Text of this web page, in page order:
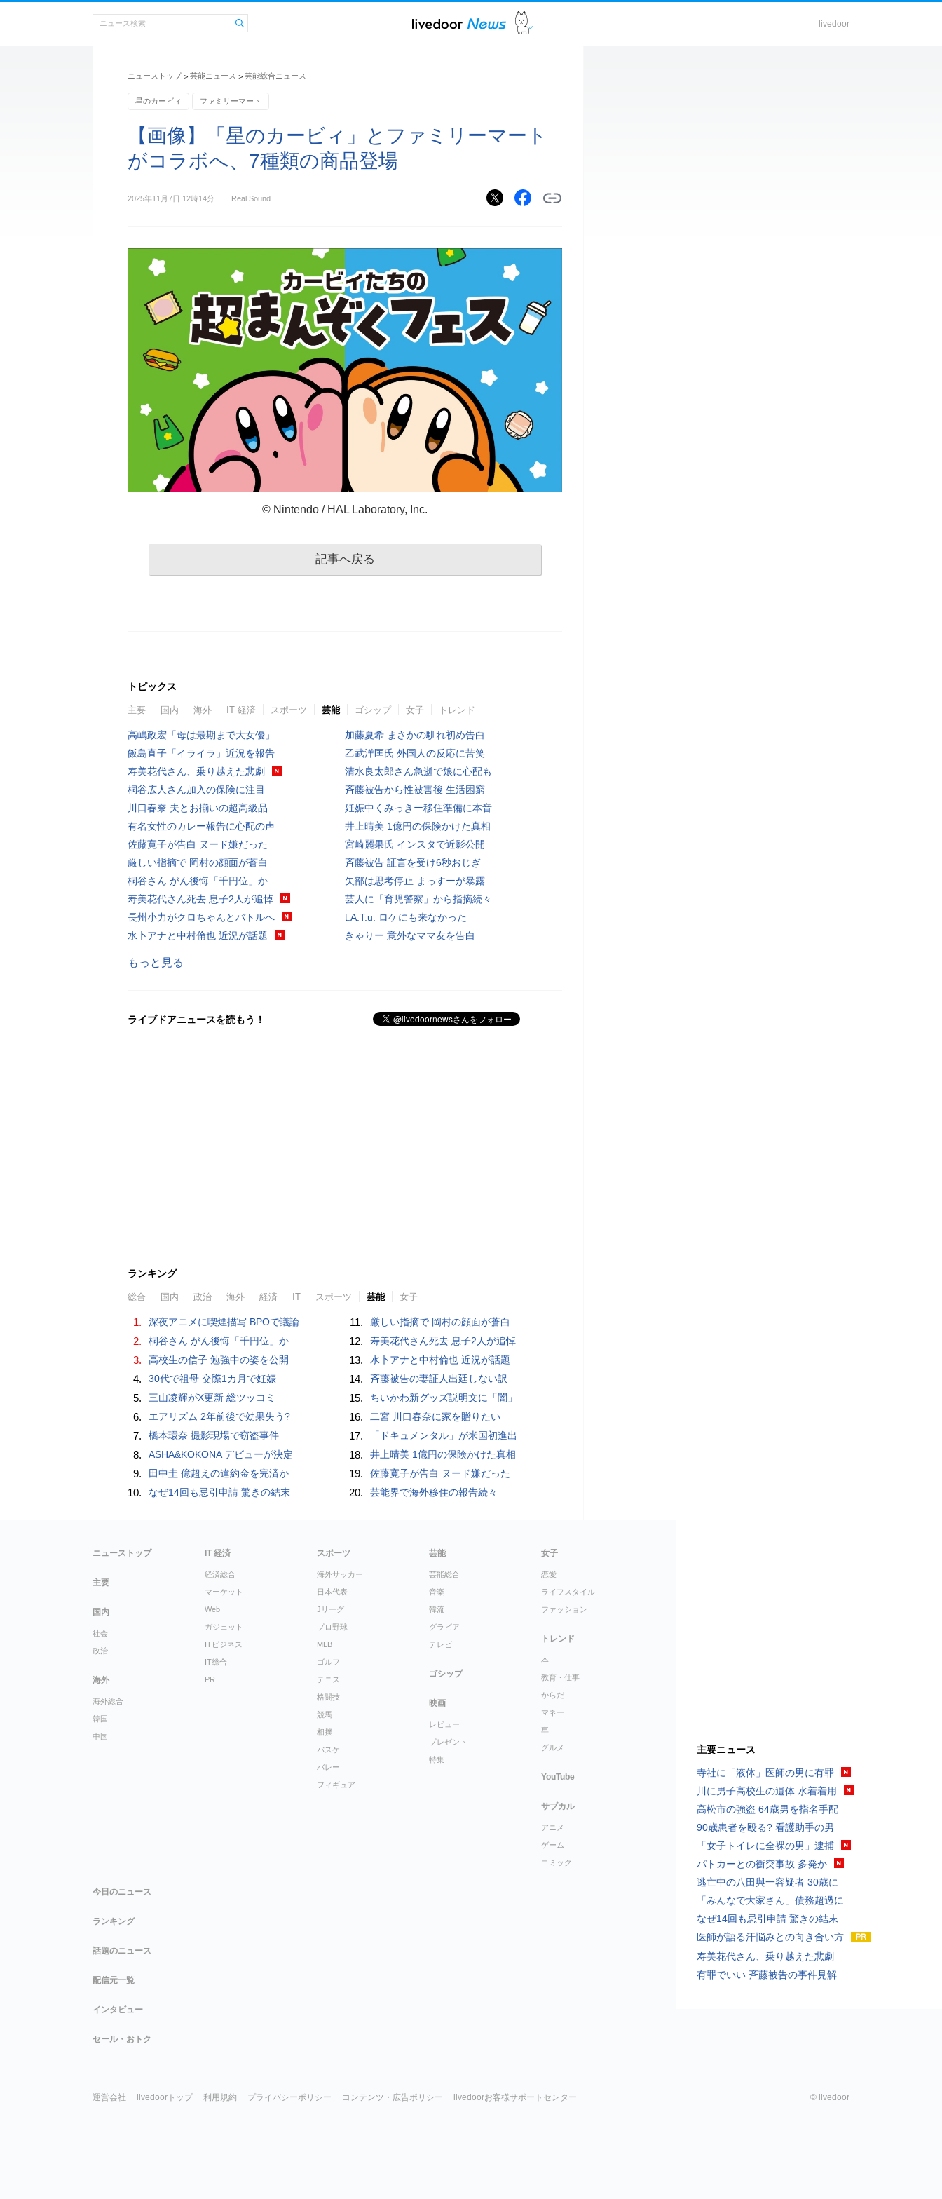
livedoor
ニューストップ > 芸能ニュース > 芸能総合ニュース
星のカービィ ファミリーマート
【画像】「星のカービィ」とファミリーマート
がコラボへ、7種類の商品登場
2025年11月7日 12時14分 Real Sound
© Nintendo / HAL Laboratory, Inc.
記事へ戻る
トピックス
主要 国内 海外 IT 経済 スポーツ 芸能 ゴシップ 女子 トレンド
高嶋政宏「母は最期まで大女優」
飯島直子「イライラ」近況を報告
寿美花代さん、乗り越えた悲劇
桐谷広人さん加入の保険に注目
川口春奈 夫とお揃いの超高級品
有名女性のカレー報告に心配の声
佐藤寛子が告白 ヌード嫌だった
厳しい指摘で 岡村の顔面が蒼白
桐谷さん がん後悔「千円位」か
寿美花代さん死去 息子2人が追悼
長州小力がクロちゃんとバトルへ
水卜アナと中村倫也 近況が話題
加藤夏希 まさかの馴れ初め告白
乙武洋匡氏 外国人の反応に苦笑
清水良太郎さん急逝で娘に心配も
斉藤被告から性被害後 生活困窮
妊娠中くみっきー移住準備に本音
井上晴美 1億円の保険かけた真相
宮崎麗果氏 インスタで近影公開
斉藤被告 証言を受け6秒おじぎ
矢部は思考停止 まっすーが暴露
芸人に「育児警察」から指摘続々
t.A.T.u. ロケにも来なかった
きゃりー 意外なママ友を告白
もっと見る
ライブドアニュースを読もう！
ランキング
総合 国内 政治 海外 経済 IT スポーツ 芸能 女子
1. 深夜アニメに喫煙描写 BPOで議論
2. 桐谷さん がん後悔「千円位」か
3. 高校生の信子 勉強中の姿を公開
4. 30代で祖母 交際1カ月で妊娠
5. 三山凌輝がX更新 総ツッコミ
6. エアリズム 2年前後で効果失う?
7. 橋本環奈 撮影現場で窃盗事件
8. ASHA&KOKONA デビューが決定
9. 田中圭 億超えの違約金を完済か
10. なぜ14回も忌引申請 驚きの結末
11. 厳しい指摘で 岡村の顔面が蒼白
12. 寿美花代さん死去 息子2人が追悼
13. 水卜アナと中村倫也 近況が話題
14. 斉藤被告の妻証人出廷しない訳
15. ちいかわ新グッズ説明文に「闇」
16. 二宮 川口春奈に家を贈りたい
17. 「ドキュメンタル」が米国初進出
18. 井上晴美 1億円の保険かけた真相
19. 佐藤寛子が告白 ヌード嫌だった
20. 芸能界で海外移住の報告続々
主要ニュース
寺社に「液体」医師の男に有罪
川に男子高校生の遺体 水着着用
高松市の強盗 64歳男を指名手配
90歳患者を殴る? 看護助手の男
「女子トイレに全裸の男」逮捕
パトカーとの衝突事故 多発か
逃亡中の八田與一容疑者 30歳に
「みんなで大家さん」債務超過に
なぜ14回も忌引申請 驚きの結末
医師が語る汗悩みとの向き合い方
寿美花代さん、乗り越えた悲劇
有罪でいい 斉藤被告の事件見解
ニューストップ
主要
国内
社会
政治
海外
海外総合
韓国
中国
IT 経済
経済総合
マーケット
Web
ガジェット
ITビジネス
IT総合
PR
スポーツ
海外サッカー
日本代表
Jリーグ
プロ野球
MLB
ゴルフ
テニス
格闘技
競馬
相撲
バスケ
バレー
フィギュア
芸能
芸能総合
音楽
韓流
グラビア
テレビ
ゴシップ
映画
レビュー
プレゼント
特集
女子
恋愛
ライフスタイル
ファッション
トレンド
本
教育・仕事
からだ
マネー
車
グルメ
YouTube
サブカル
アニメ
ゲーム
コミック
今日のニュース
ランキング
話題のニュース
配信元一覧
インタビュー
セール・おトク
運営会社 livedoorトップ 利用規約 プライバシーポリシー コンテンツ・広告ポリシー livedoorお客様サポートセンター © livedoor